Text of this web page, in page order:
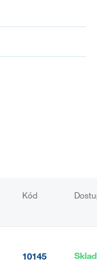
Kód
10145